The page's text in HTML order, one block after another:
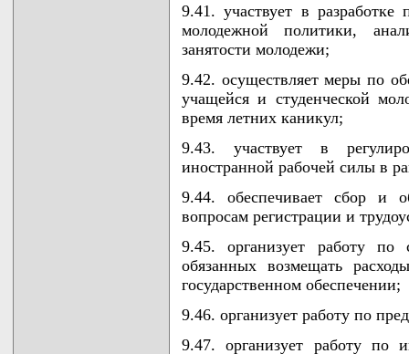
9.41. участвует в разработке
молодежной политики,
занятости молодежи;
9.42. осуществляет меры по
учащейся и студенческой
время летних каникул;
9.43. участвует в
иностранной рабочей силы в
9.44. обеспечивает сбор и
вопросам регистрации и
9.45. организует работу по
обязанных возмещать
государственном обеспечении;
9.46. организует работу по
9.47. организует работу по